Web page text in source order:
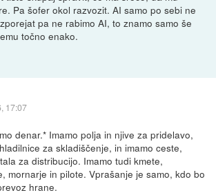
Pa šofer okol razvozit. AI samo po sebi ne
pa ne rabimo AI, to znamo samo še
točno enako.
17:07
denar.* Imamo polja in njive za pridelavo,
za skladiščenje, in imamo ceste,
za distribucijo. Imamo tudi kmete,
mornarje in pilote. Vprašanje je samo, kdo bo
hrane.